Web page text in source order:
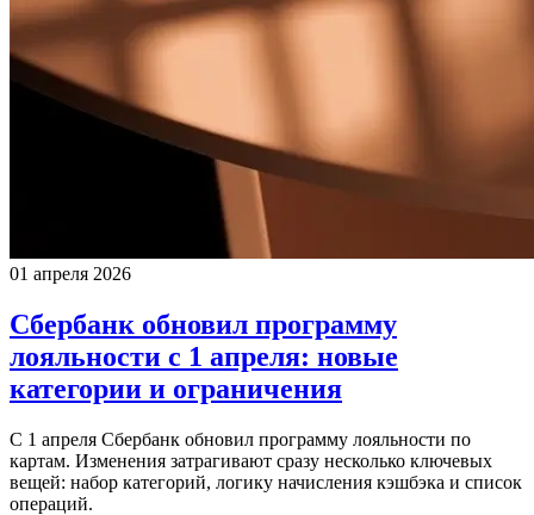
01 апреля 2026
Сбербанк обновил программу
лояльности с 1 апреля: новые
категории и ограничения
С 1 апреля Сбербанк обновил программу лояльности по
картам. Изменения затрагивают сразу несколько ключевых
вещей: набор категорий, логику начисления кэшбэка и список
операций.